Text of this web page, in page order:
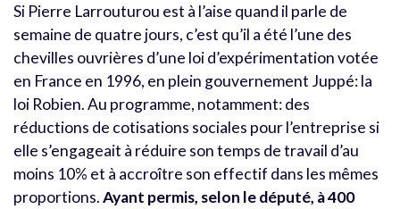
Si Pierre Larrouturou est à l’aise quand il parle de
semaine de quatre jours, c’est qu’il a été l’une des
chevilles ouvrières d’une loi d’expérimentation votée
en France en 1996, en plein gouvernement Juppé: la
loi Robien. Au programme, notamment: des
réductions de cotisations sociales pour l’entreprise si
elle s’engageait à réduire son temps de travail d’au
moins 10% et à accroître son effectif dans les mêmes
proportions.Ayant permis, selon le député, à 400